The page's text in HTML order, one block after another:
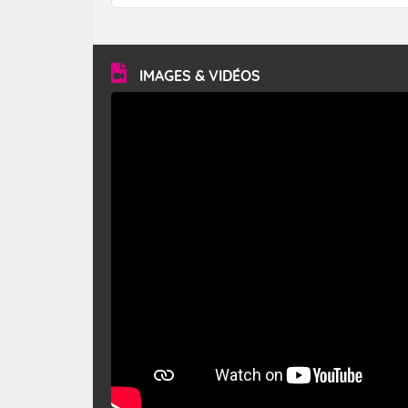
forêt. Mais qu'est-ce que le mistral ? Quelles sont ses
vitesse moyenne de 50 km/h et atteindre 80 à 100 km/h
en rafales, parfois davantage. Il parcourt la basse vallée
du Rhône et la Provence et envahit le littoral
méditerranéen à partir de la Camargue.
IMAGES & VIDÉOS